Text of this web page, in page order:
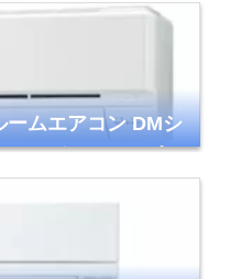
ームエアコン DMシ
2024年モデル プラ